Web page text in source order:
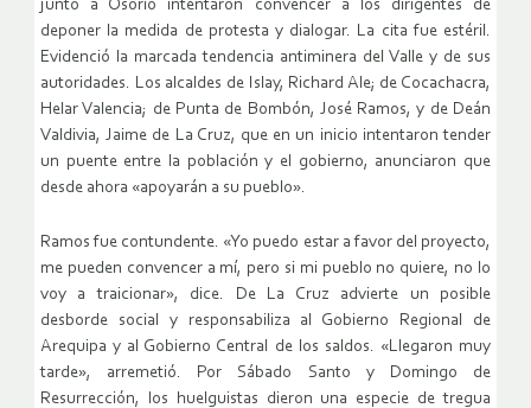
junto a Osorio intentaron convencer a los dirigentes de
deponer la medida de protesta y dialogar. La cita fue estéril.
Evidenció la marcada tendencia antiminera del Valle y de sus
autoridades. Los alcaldes de Islay, Richard Ale; de Cocachacra,
Helar Valencia; de Punta de Bombón, José Ramos, y de Deán
Valdivia, Jaime de La Cruz, que en un inicio intentaron tender
un puente entre la población y el gobierno, anunciaron que
desde ahora «apoyarán a su pueblo».
Ramos fue contundente. «Yo puedo estar a favor del proyecto,
me pueden convencer a mí, pero si mi pueblo no quiere, no lo
voy a traicionar», dice. De La Cruz advierte un posible
desborde social y responsabiliza al Gobierno Regional de
Arequipa y al Gobierno Central de los saldos. «Llegaron muy
tarde», arremetió. Por Sábado Santo y Domingo de
Resurrección, los huelguistas dieron una especie de tregua